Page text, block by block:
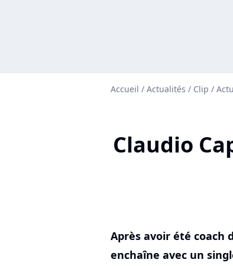
Accueil / Actualités / Clip /
Claudio
Après avoir été coach
enchaîne avec un